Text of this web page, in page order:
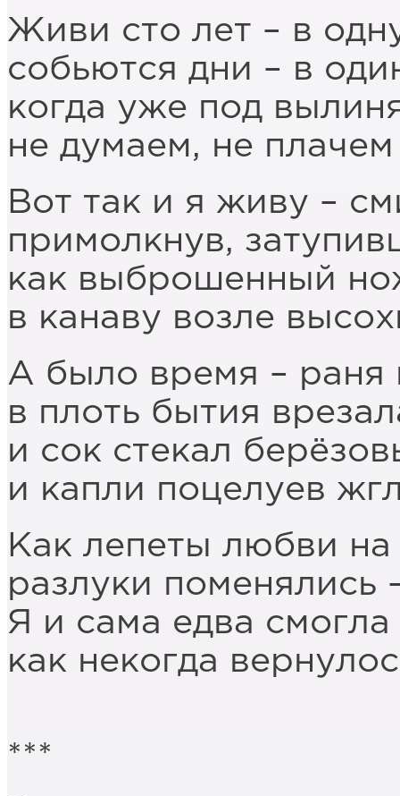
Живи сто лет – в
собьются дни – в
когда уже под
не думаем, не
Вот так и я живу –
примолкнув,
как выброшенный
в канаву возле
А было время – раня
в плоть бытия
и сок стекал
и капли поцелуев
Как лепеты любви
разлуки поменялись
Я и сама едва смогла
как некогда
***